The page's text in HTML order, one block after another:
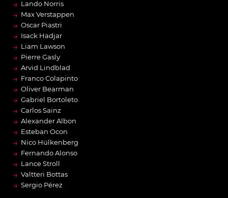
→ Lando Norris
→ Max Verstappen
→ Oscar Piastri
→ Isack Hadjar
→ Liam Lawson
→ Pierre Gasly
→ Arvid Lindblad
→ Franco Colapinto
→ Oliver Bearman
→ Gabriel Bortoleto
→ Carlos Sainz
→ Alexander Albon
→ Esteban Ocon
→ Nico Hülkenberg
→ Fernando Alonso
→ Lance Stroll
→ Valtteri Bottas
→ Sergio Pérez